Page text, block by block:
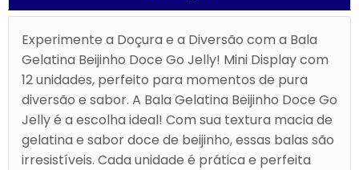
Experimente a Doçura e a Diversão com a Bala
Gelatina Beijinho Doce Go Jelly! Mini Display com
12 unidades, perfeito para momentos de pura
diversão e sabor. A Bala Gelatina Beijinho Doce Go
Jelly é a escolha ideal! Com sua textura macia de
gelatina e sabor doce de beijinho, essas balas são
irresistíveis. Cada unidade é prática e perfeita